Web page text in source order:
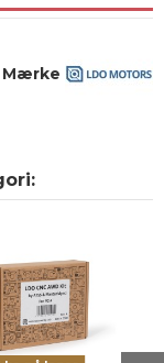
Mærke